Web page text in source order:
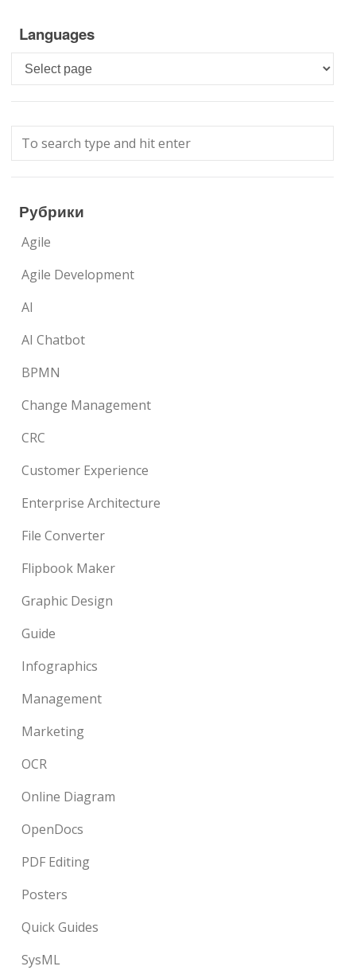
Languages
Languages
Рубрики
Agile
Agile Development
AI
AI Chatbot
BPMN
Change Management
CRC
Customer Experience
Enterprise Architecture
File Converter
Flipbook Maker
Graphic Design
Guide
Infographics
Management
Marketing
OCR
Online Diagram
OpenDocs
PDF Editing
Posters
Quick Guides
SysML